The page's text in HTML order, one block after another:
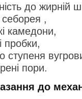
до жирній
,
камедони,
пробки,
ступеня
пори.
до